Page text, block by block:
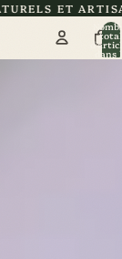
CERTIFIÉE
total
dans